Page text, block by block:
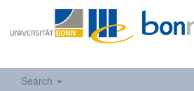
Search